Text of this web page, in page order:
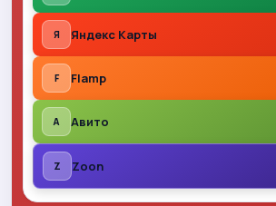
Я Яндекс Карты
F Flamp
A Авито
Z Zoon